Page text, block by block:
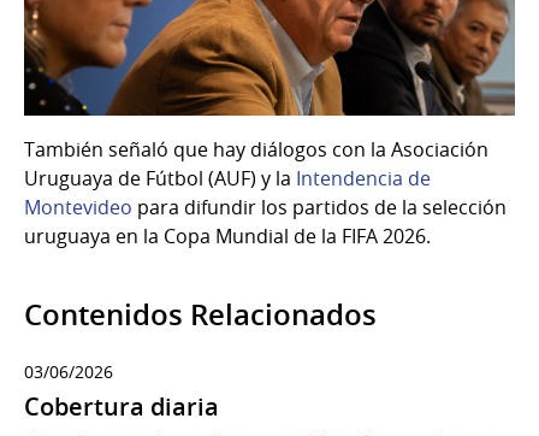
También señaló que hay diálogos con la Asociación
Uruguaya de Fútbol (AUF) y la Intendencia de
Montevideo para difundir los partidos de la selección
uruguaya en la Copa Mundial de la FIFA 2026.
Contenidos Relacionados
03/06/2026
Cobertura diaria